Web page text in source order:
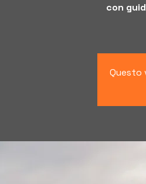
con
Questo